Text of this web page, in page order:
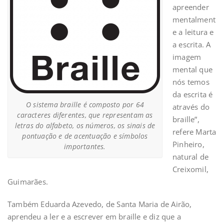
O sistema braille é composto por 64
caracteres diferentes, que representam as
letras do alfabeto, os números, os sinais de
pontuação e de acentuação e símbolos
importantes.
apreender
mentalment
e a leitura e
a escrita. A
imagem
mental que
nós temos
da escrita é
através do
braille”,
refere Marta
Pinheiro,
natural de
Creixomil,
Guimarães.
Também Eduarda Azevedo, de Santa Maria de Airão,
aprendeu a ler e a escrever em braille e diz que a